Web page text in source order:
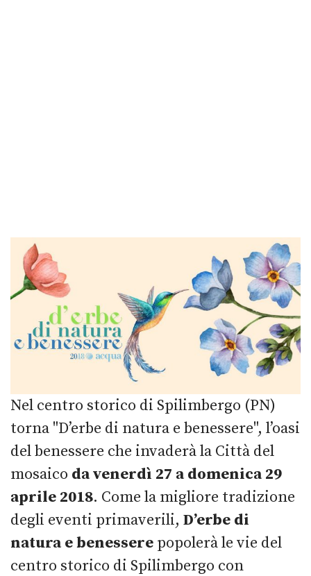
Nel centro storico di Spilimbergo (PN)
torna "D’erbe di natura e benessere", l’oasi
del benessere che invaderà la Città del
mosaico da venerdì 27 a domenica 29
aprile 2018. Come la migliore tradizione
degli eventi primaverili, D’erbe di
natura e benessere popolerà le vie del
centro storico di Spilimbergo con